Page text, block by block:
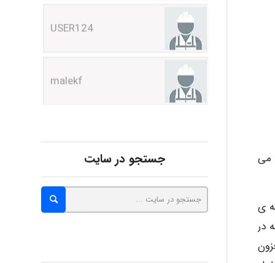
می
ی
در
abolfazlkoshehe
A.balandeh
جستجو در سایت